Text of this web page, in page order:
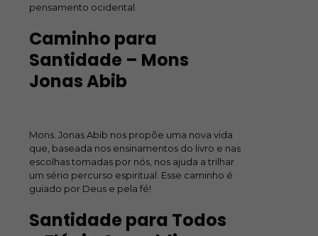
pensamento ocidental.
Caminho para
Santidade – Mons
Jonas Abib
Mons. Jonas Abib nos propõe uma nova vida
que, baseada nos ensinamentos do livro e nas
escolhas tomadas por nós, nos ajuda a trilhar
um sério percurso espiritual. Esse caminho é
guiado por Deus e pela fé!
Santidade para Todos